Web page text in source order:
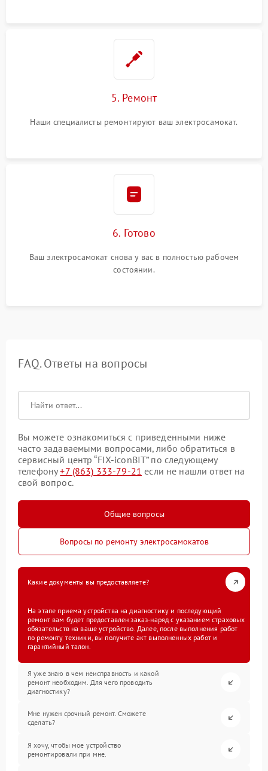
5. Ремонт
Наши специалисты ремонтируют ваш электросамокат.
6. Готово
Ваш электросамокат снова у вас в полностью рабочем
состоянии.
FAQ. Ответы на вопросы
Вы можете ознакомиться с приведенными ниже
часто задаваемыми вопросами, либо обратиться в
сервисный центр “FIX-iconBIT” по следующему
телефону+7 (863) 333-79-21 если не нашли ответ на
свой вопрос.
Общие вопросы
Вопросы по ремонту электросамокатов
Какие документы вы предоставляете?
На этапе приема устройства на диагностику и последующий
ремонт вам будет предоставлен заказ-наряд с указанием страховых
обязательств на ваше устройство. Далее, после выполнения работ
по ремонту техники, вы получите акт выполненных работ и
гарантийный талон.
Я уже знаю в чем неисправность и какой
ремонт необходим. Для чего проводить
диагностику?
Мне нужен срочный ремонт. Сможете
сделать?
Я хочу, чтобы мое устройство
ремонтировали при мне.